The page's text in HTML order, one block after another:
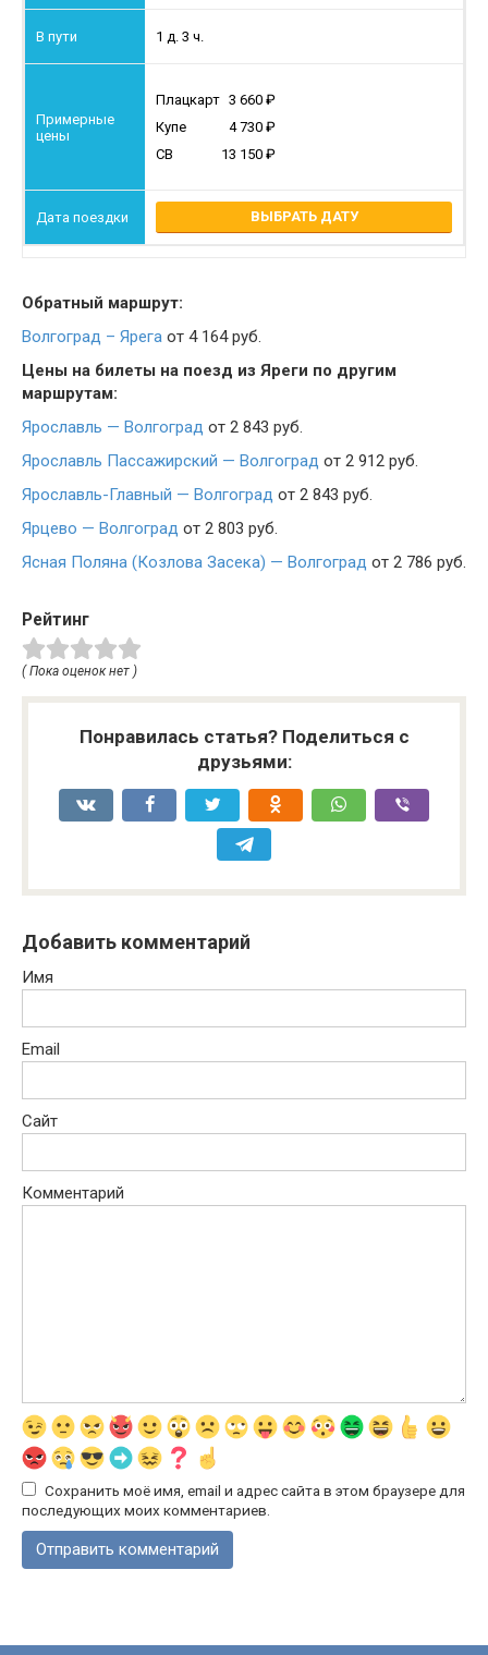
1 д. 3 ч.
Плацкарт 3 660
Купе
4 730
СВ
13 150
ВЫБРАТЬ ДАТУ
Обратный маршрут:
Волгоград – Ярега от 4 164 руб.
Цены на билеты на поезд из Яреги по другим
маршрутам:
Ярославль — Волгоград от 2 843 руб.
Ярославль Пассажирский — Волгоград от 2 912 руб.
Ярославль-Главный — Волгоград от 2 843 руб.
Ярцево — Волгоград от 2 803 руб.
Ясная Поляна (Козлова Засека) — Волгоград от 2 786 руб.
Рейтинг
( Пока оценок нет )
Понравилась статья? Поделиться с
друзьями:
Добавить комментарий
Имя
Email
Сайт
Комментарий
Сохранить моё имя, email и адрес сайта в этом браузере для
последующих моих комментариев.